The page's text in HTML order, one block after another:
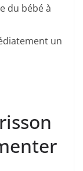
du bébé à
un